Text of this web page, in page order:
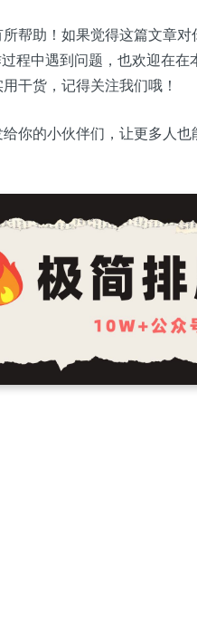
帮助！如果觉得这篇文章对
程中遇到问题，也欢迎在
干货，记得关注我们哦！
你的小伙伴们，让更多人